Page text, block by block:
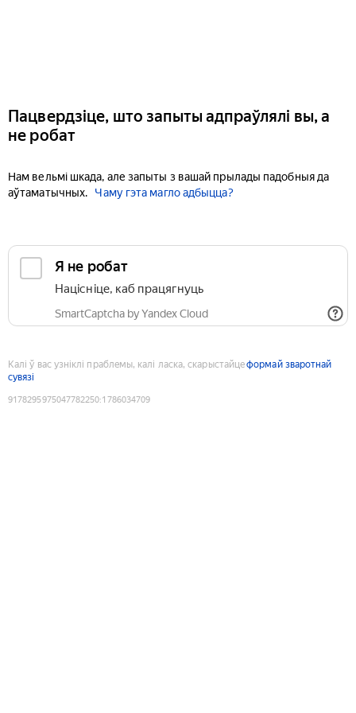
Пацвердзіце, што запыты адпраўлялі вы, а
не робат
Нам вельмі шкада, але запыты з вашай прылады падобныя да
аўтаматычных.
Чаму гэта магло адбыцца?
Я не робат
Націсніце, каб працягнуць
SmartCaptcha by Yandex Cloud
Калі ў вас узніклі праблемы, калі ласка, скарыстайцеформай зваротнай
сувязі
9178295975047782250:1786034709